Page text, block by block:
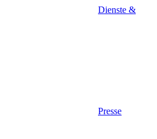
Dienste &
Presse